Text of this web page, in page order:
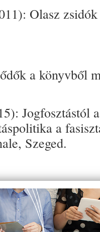
Olasz
a könyvből
Jogfosztástól
a
Szeged.